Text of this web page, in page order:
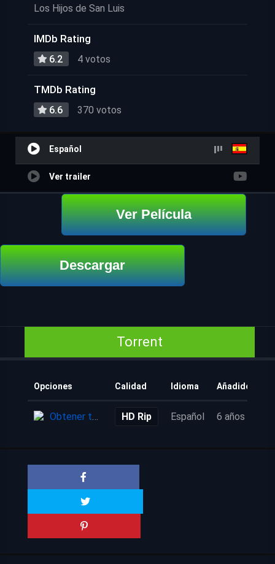
Los Hijos de San Luis
IMDb Rating
6.2 4 votos
TMDb Rating
6.6 370 votos
Español
Ver trailer
Ver Película
Descargar
Torrent
Opciones Calidad Idioma Añadido
Obtener torrent HD Rip Español 6 años